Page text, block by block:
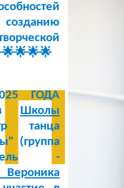
ГОДА
Школы
танца
(группа
-